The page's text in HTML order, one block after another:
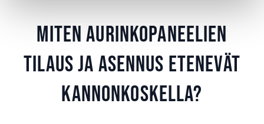
Miten aurinkopaneelien
tilaus ja asennus etenevät
Kannonkoskella?